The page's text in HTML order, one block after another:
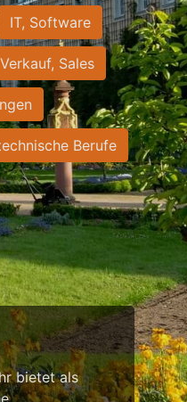
IT, Software
Sales
Berufe
bietet als